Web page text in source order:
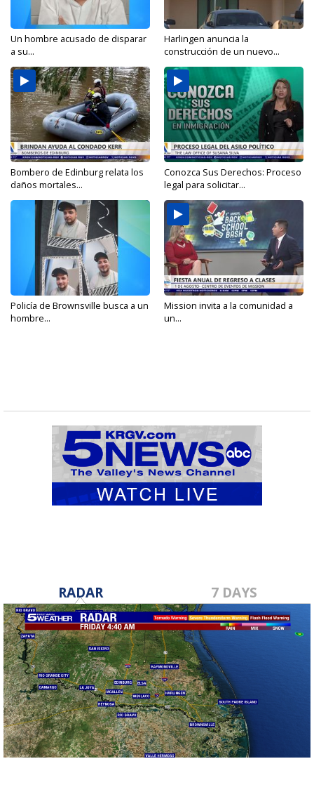
Un hombre acusado de disparar
a su...
Harlingen anuncia la
construcción de un nuevo...
Bombero de Edinburg relata los
daños mortales...
Conozca Sus Derechos: Proceso
legal para solicitar...
Policía de Brownsville busca a un
hombre...
Mission invita a la comunidad a
un...
RADAR 7 DAYS